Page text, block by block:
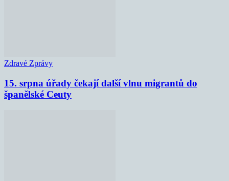
Zdravé Zprávy
15. srpna úřady čekají další vlnu migrantů do
španělské Ceuty